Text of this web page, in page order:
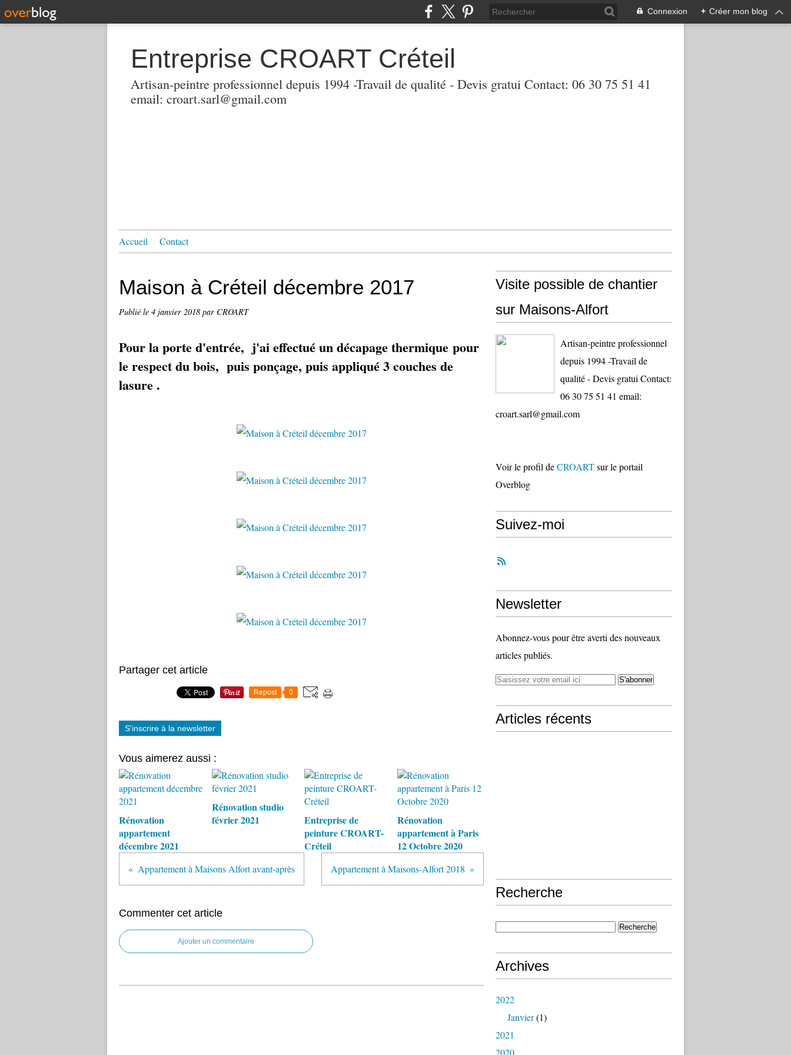
Connexion + Créer mon blog
Entreprise CROART Créteil
Artisan-peintre professionnel depuis 1994 -Travail de qualité - Devis gratui Contact: 06 30 75 51 41
email: croart.sarl@gmail.com
Accueil Contact
Maison à Créteil décembre 2017
Publié le 4 janvier 2018 par CROART
Pour la porte d'entrée, j'ai effectué un décapage thermique pour
le respect du bois, puis ponçage, puis appliqué 3 couches de
lasure .
Partager cet article
Repost 0
S'inscrire à la newsletter
Vous aimerez aussi :
Rénovation
appartement
décembre 2021
Rénovation studio
février 2021
Entreprise de
peinture CROART-
Créteil
Rénovation
appartement à Paris
12 Octobre 2020
Appartement à Maisons Alfort avant-après Appartement à Maisons-Alfort 2018
Commenter cet article
Ajouter un commentaire
Visite possible de chantier
sur Maisons-Alfort
Artisan-peintre professionnel
depuis 1994 -Travail de
qualité - Devis gratui Contact:
06 30 75 51 41 email:
croart.sarl@gmail.com
Voir le profil deCROARTsur le portail
Overblog
Suivez-moi
Newsletter
Abonnez-vous pour être averti des nouveaux
articles publiés.
Articles récents
Recherche
Archives
2022
Janvier(1)
2021
2020